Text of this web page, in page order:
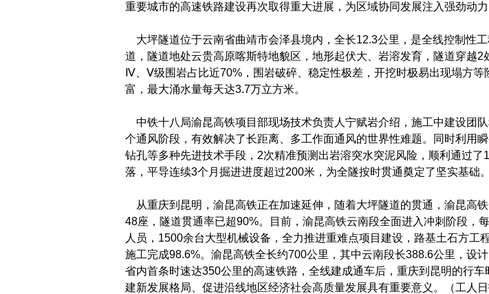
重要城市的高速铁路建设再次取得重大进展，为区域协同发展注入强劲动力
大坪隧道位于云南省曲靖市会泽县境内，全长12.3公里，是全线控制性工
道，隧道地处云贵高原喀斯特地貌区，地形起伏大、岩溶发育，隧道穿越2
Ⅳ、Ⅴ级围岩占比近70%，围岩破碎、稳定性极差，开挖时极易出现塌方等
富，最大涌水量每天达3.7万立方米。
中铁十八局渝昆高铁项目部现场技术负责人宁赋岩介绍，施工中建设团
个通风阶段，有效解决了长距离、多工作面通风的世界性难题。同时利用
钻孔等多种先进技术手段，2次精准预测出岩溶突水突泥风险，顺利通过了
落，平导连续3个月掘进进度超过200米，为全隧按时贯通奠定了坚实基础。
从重庆到昆明，渝昆高铁正在加速延伸，随着大坪隧道的贯通，渝昆高
48座，隧道贯通率已超90%。目前，渝昆高铁云南段全面进入冲刺阶段，
人员，1500余台大型机械设备，全力推进重难点项目建设，路基土石方工
施工完成98.6%。渝昆高铁全长约700公里，其中云南段长388.6公里，设
省内首条时速达350公里的高速铁路，全线建成通车后，重庆到昆明的行车
建新发展格局、促进沿线地区经济社会高质量发展具有重要意义。（工人